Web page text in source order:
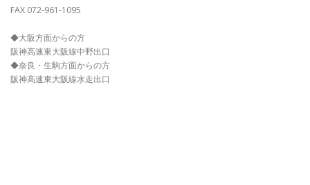
FAX 072-961-1095
◆大阪方面からの方
阪神高速東大阪線中野出口
◆奈良・生駒方面からの方
阪神高速東大阪線水走出口